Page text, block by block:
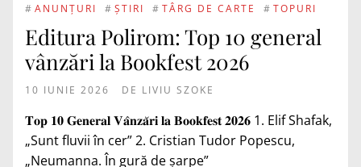
# ANUNȚURI # ȘTIRI # TÂRG DE CARTE # TOPURI
Editura Polirom: Top 10 general
vânzări la Bookfest 2026
10 IUNIE 2026 DE LIVIU SZOKE
𝐓𝐨𝐩 𝟏𝟎 𝐆𝐞𝐧𝐞𝐫𝐚𝐥 𝐕𝐚̂𝐧𝐳𝐚̆𝐫𝐢 𝐥𝐚 𝐁𝐨𝐨𝐤𝐟𝐞𝐬𝐭 𝟐𝟎𝟐𝟔 1. Elif Shafak,
„Sunt fluvii în cer” 2. Cristian Tudor Popescu,
„Neumanna. În gură de șarpe”